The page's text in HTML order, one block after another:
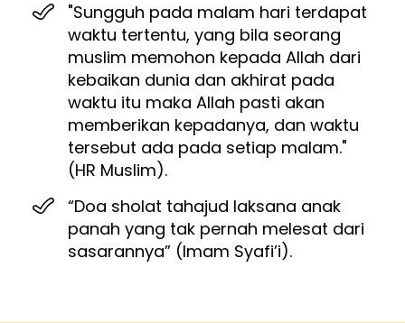
"Sungguh pada malam hari terdapat
waktu tertentu, yang bila seorang
muslim memohon kepada Allah dari
kebaikan dunia dan akhirat pada
waktu itu maka Allah pasti akan
memberikan kepadanya, dan waktu
tersebut ada pada setiap malam."
(HR Muslim).
“Doa sholat tahajud laksana anak
panah yang tak pernah melesat dari
sasarannya” (Imam Syafi’i).